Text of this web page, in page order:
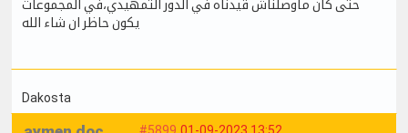
حتى كان ماوصلناش قيدناه في الدور التمهيدي،في المجموعات
يكون حاظر ان شاء الله
Dakosta
#5899 01-09-2023 13:52